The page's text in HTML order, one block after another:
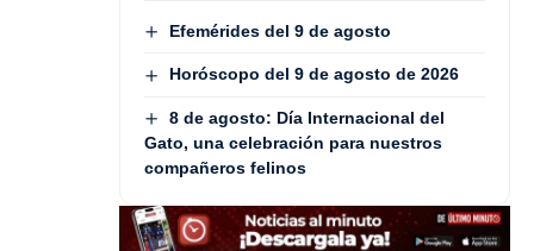
Efemérides del 9 de agosto
Horóscopo del 9 de agosto de 2026
8 de agosto: Día Internacional del
Gato, una celebración para nuestros
compañeros felinos